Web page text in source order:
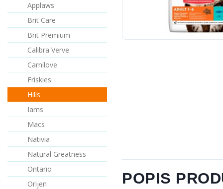
Applaws
Brit Care
Brit Premium
Calibra Verve
Carnilove
Friskies
Hills
Iams
Macs
Nativia
Natural Greatness
Ontario
Orijen
POPIS